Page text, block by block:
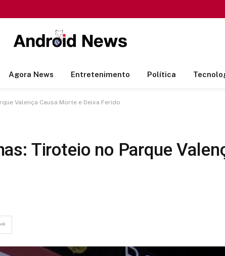
Agora News Entretenimento Política
Valença Causa Morte e Deixa Ferido
Tiroteio no Parque